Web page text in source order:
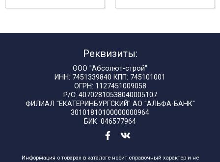
Реквизиты:
ООО "Абсолют-строй"
ИНН: 7451339840 КПП: 745101001
ОГРН: 1127451009058
Р/С: 40702810538040005107
ФИЛИАЛ "ЕКАТЕРИНБУРГСКИЙ" АО "АЛЬФА-БАНК"
30101810100000000964
БИК: 046577964
Информация о товарах в каталоге носит справочный характер и не